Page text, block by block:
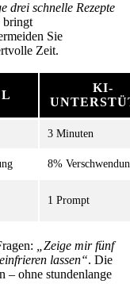
drei schnelle Rezepte
bringt
Sie
Zeit.
KI-
3 Minuten
8%
1 Prompt
„Zeige mir fünf
lassen“. Die
– ohne stundenlange